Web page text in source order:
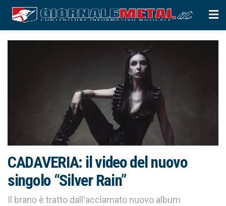
CADAVERIA: il video del nuovo
singolo “Silver Rain”
Il brano è tratto dall'acclamato nuovo album